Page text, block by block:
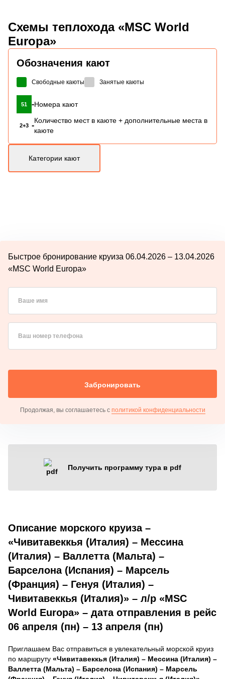
Схемы теплохода «MSC World
Europa»
Обозначения кают
Свободные каюты Занятые каюты
51 -Номера кают
2+3 -
Количество мест в каюте + дополнительные места в
каюте
Категории кают
Быстрое бронирование круиза 06.04.2026 – 13.04.2026
«MSC World Europa»
Ваше имя
Ваш номер телефона
Забронировать
Продолжая, вы соглашаетесь с политикой конфиденциальности
Получить программу тура в pdf
Описание морского круиза –
«Чивитавеккья (Италия) – Мессина
(Италия) – Валлетта (Мальта) –
Барселона (Испания) – Марсель
(Франция) – Генуя (Италия) –
Чивитавеккья (Италия)» – л/р «MSC
World Europa» – дата отправления в рейс
06 апреля (пн) – 13 апреля (пн)
Приглашаем Вас отправиться в увлекательный морской круиз
по маршруту «Чивитавеккья (Италия) – Мессина (Италия) –
Валлетта (Мальта) – Барселона (Испания) – Марсель